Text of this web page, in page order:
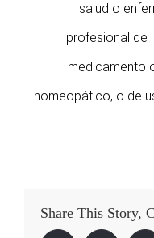
salud o
profesional de
medicamento
homeopático, o de
Share This Story,